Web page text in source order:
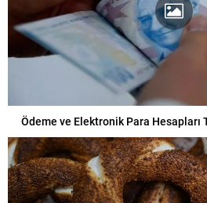
Ödeme ve Elektronik Para Hesapları